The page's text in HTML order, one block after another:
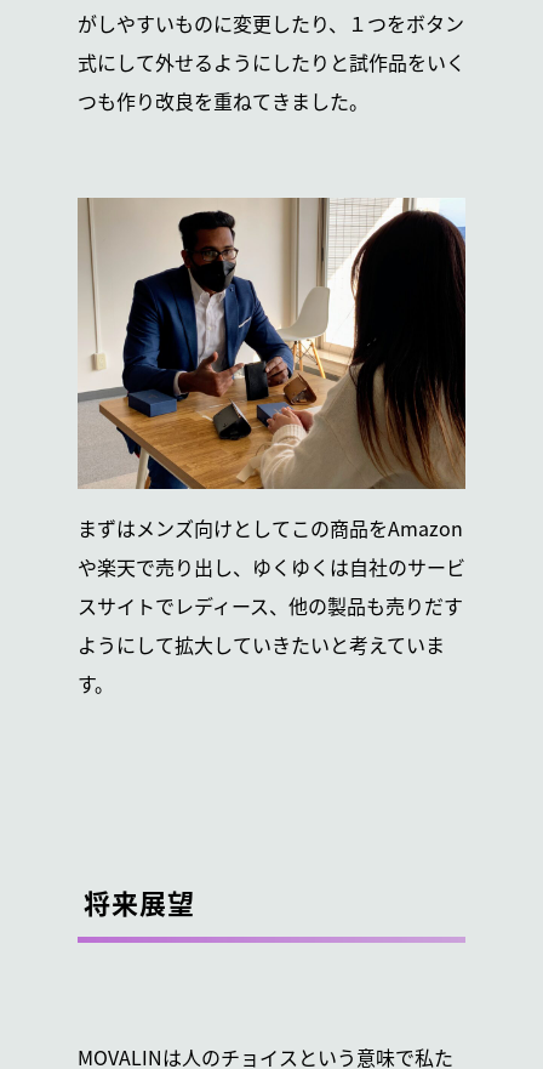
がしやすいものに変更したり、１つをボタン
式にして外せるようにしたりと試作品をいく
つも作り改良を重ねてきました。
まずはメンズ向けとしてこの商品をAmazon
や楽天で売り出し、ゆくゆくは自社のサービ
スサイトでレディース、他の製品も売りだす
ようにして拡大していきたいと考えていま
す。
将来展望
MOVALINは人のチョイスという意味で私た